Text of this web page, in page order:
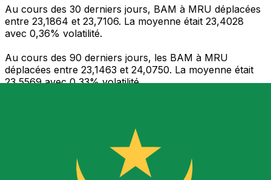
Au cours des 30 derniers jours, BAM à MRU déplacées
entre 23,1864 et 23,7106. La moyenne était 23,4028
avec 0,36% volatilité.
Au cours des 90 derniers jours, les BAM à MRU
déplacées entre 23,1463 et 24,0750. La moyenne était
23,5569 avec 0,33% volatilité.
Gérez votre argent et vos devises lorsque vous
L'application Xe réunit toutes les fonctionnalités